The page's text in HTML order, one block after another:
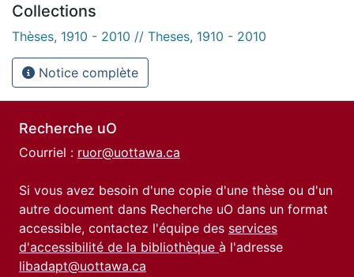
Collections
Thèses, 1910 - 2010 // Theses, 1910 - 2010
Notice complète
Recherche uO
Courriel : ruor@uottawa.ca
Si vous avez besoin d'une copie d'une thèse ou d'un
autre document dans Recherche uO dans un format
accessible, contactez l'équipe des services
d'accessibilité de la bibliothèque à l'adresse
libadapt@uottawa.ca